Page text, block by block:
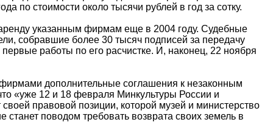
стоимости около тысячи рублей в год за сотку.
указанным фирмам еще в 2004 году. Судебные
собравшие более 30 тысяч подписей за передачу
работы по его расчистке. И, наконец, 22 ноября
фирмами дополнительные соглашения к незаконным
«уже 12 и 18 февраля Минкультуры России и
правовой позиции, которой музей и министерство
поводом требовать возврата своих земель в